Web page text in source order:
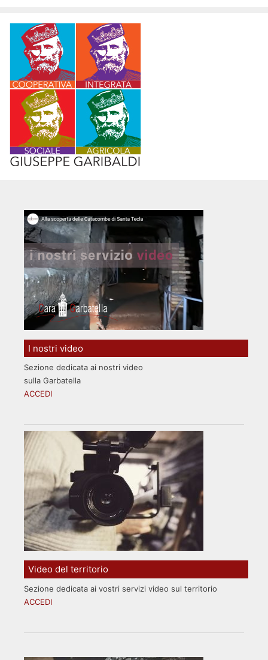
I nostri video
Sezione dedicata ai nostri video
sulla Garbatella
ACCEDI
Video del territorio
Sezione dedicata ai vostri servizi video sul territorio
ACCEDI